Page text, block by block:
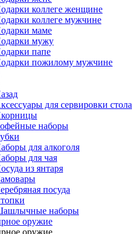
коллеге женщине
коллеге мужчине
маме
мужу
папе
пожилому мужчине
для сервировки стола
наборы
для алкоголя
для чая
из янтаря
посуда
наборы
оружие
оружие